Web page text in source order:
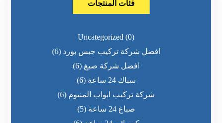
فئات المنتجات
Uncategorized (0)
افضل شركة تركيب جبس بورد (6)
افضل شركة صبغ (6)
سباك 24 ساعة
(6)
شركة تركيب ابواب المنيوم (6)
صباغ 24 ساعة
(5)